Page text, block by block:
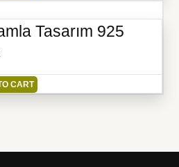
Tasarım 925
CART